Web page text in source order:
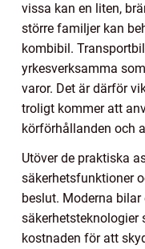
vissa kan en liten,
större familjer kan
kombibil.
yrkesverksamma
varor. Det är därför
troligt kommer att
körförhållanden och
Utöver de praktiska
säkerhetsfunktioner
beslut. Moderna
säkerhetsteknologier
kostnaden för att